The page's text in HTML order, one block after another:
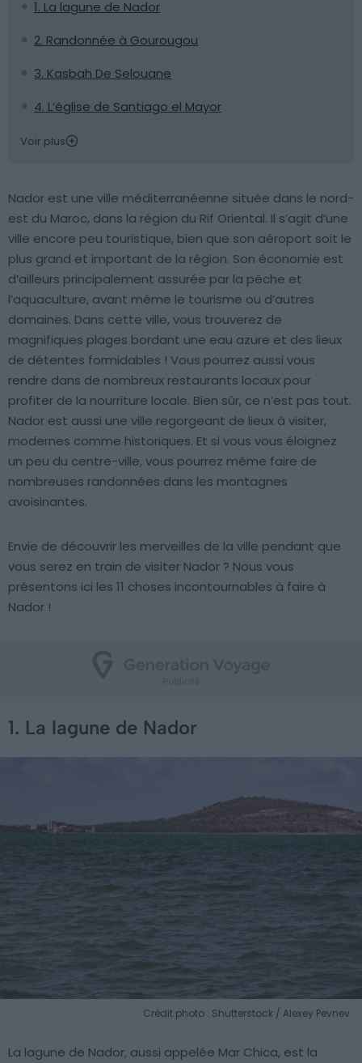
1. La lagune de Nador
2. Randonnée à Gourougou
3. Kasbah De Selouane
4. L’église de Santiago el Mayor
Voir plus
Nador est une ville méditerranéenne située dans le nord-
est du Maroc, dans la région du Rif Oriental. Il s’agit d’une
ville encore peu touristique, bien que son aéroport soit le
plus grand et important de la région. Son économie est
d’ailleurs principalement assurée par la pêche et
l’aquaculture, avant même le tourisme ou d’autres
domaines. Dans cette ville, vous trouverez de
magnifiques plages bordant une eau azure et des lieux
de détentes formidables ! Vous pourrez aussi vous
rendre dans de nombreux restaurants locaux pour
profiter de la nourriture locale. Bien sûr, ce n’est pas tout.
Nador est aussi une ville regorgeant de lieux à visiter,
modernes comme historiques. Et si vous vous éloignez
un peu du centre-ville, vous pourrez même faire de
nombreuses randonnées dans les montagnes
avoisinantes.
Envie de découvrir les merveilles de la ville pendant que
vous serez en train de visiter Nador ? Nous vous
présentons ici les 11 choses incontournables à faire à
Nador !
1. La lagune de Nador
Crédit photo : Shutterstock / Alexey Pevnev
La lagune de Nador, aussi appelée Mar Chica, est la